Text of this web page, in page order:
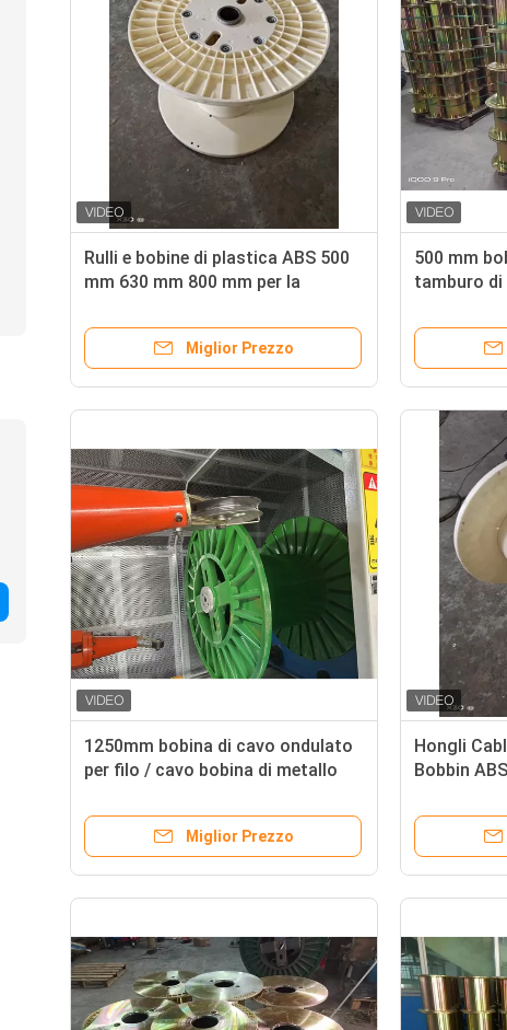
Rulli e bobine di plastica ABS 500
mm 630 mm 800 mm per la
Miglior Prezzo
500 mm
tamburo di
1250mm bobina di cavo ondulato
per filo / cavo bobina di metallo
Miglior Prezzo
Hongli
Bobbin